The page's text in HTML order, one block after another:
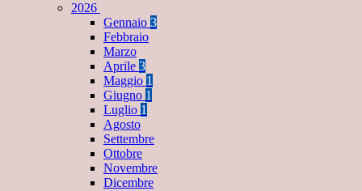
2026
Gennaio 3
Febbraio
Marzo
Aprile 3
Maggio 1
Giugno 1
Luglio 1
Agosto
Settembre
Ottobre
Novembre
Dicembre